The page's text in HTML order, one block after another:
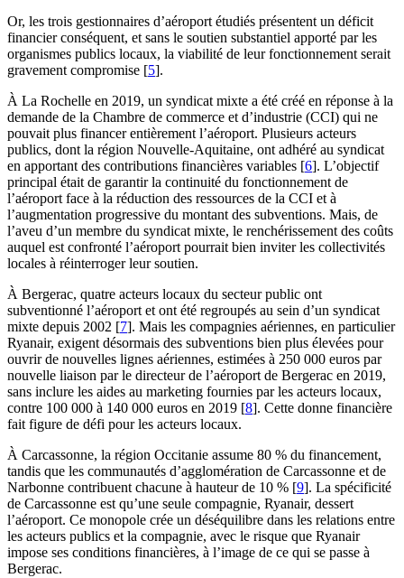
Or, les trois gestionnaires d’aéroport étudiés présentent un déficit
financier conséquent, et sans le soutien substantiel apporté par les
organismes publics locaux, la viabilité de leur fonctionnement serait
gravement compromise [5].
À La Rochelle en 2019, un syndicat mixte a été créé en réponse à la
demande de la Chambre de commerce et d’industrie (CCI) qui ne
pouvait plus financer entièrement l’aéroport. Plusieurs acteurs
publics, dont la région Nouvelle-Aquitaine, ont adhéré au syndicat
en apportant des contributions financières variables [6]. L’objectif
principal était de garantir la continuité du fonctionnement de
l’aéroport face à la réduction des ressources de la CCI et à
l’augmentation progressive du montant des subventions. Mais, de
l’aveu d’un membre du syndicat mixte, le renchérissement des coûts
auquel est confronté l’aéroport pourrait bien inviter les collectivités
locales à réinterroger leur soutien.
À Bergerac, quatre acteurs locaux du secteur public ont
subventionné l’aéroport et ont été regroupés au sein d’un syndicat
mixte depuis 2002 [7]. Mais les compagnies aériennes, en particulier
Ryanair, exigent désormais des subventions bien plus élevées pour
ouvrir de nouvelles lignes aériennes, estimées à 250 000 euros par
nouvelle liaison par le directeur de l’aéroport de Bergerac en 2019,
sans inclure les aides au marketing fournies par les acteurs locaux,
contre 100 000 à 140 000 euros en 2019 [8]. Cette donne financière
fait figure de défi pour les acteurs locaux.
À Carcassonne, la région Occitanie assume 80 % du financement,
tandis que les communautés d’agglomération de Carcassonne et de
Narbonne contribuent chacune à hauteur de 10 % [9]. La spécificité
de Carcassonne est qu’une seule compagnie, Ryanair, dessert
l’aéroport. Ce monopole crée un déséquilibre dans les relations entre
les acteurs publics et la compagnie, avec le risque que Ryanair
impose ses conditions financières, à l’image de ce qui se passe à
Bergerac.